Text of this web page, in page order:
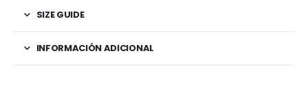
SIZE GUIDE
INFORMACIÓN ADICIONAL